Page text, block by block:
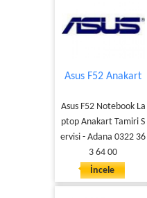
Asus F52 Anakart
Asus F52 Notebook La
ptop Anakart Tamiri S
ervisi - Adana 0322 36
3 64 00
İncele